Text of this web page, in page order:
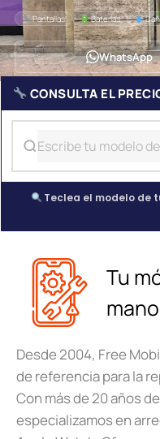
Pantallas Baterías
WhatsApp
CONSULTA EL
Teclea el modelo de
Tu
Desde 2004, Free
de referencia para la
Con más de 20 años
especializamos en